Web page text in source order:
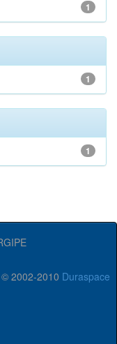
1
1
1
2002-2010 Duraspace